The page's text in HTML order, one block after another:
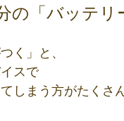
の「バッテリ
く」と、
スで
しまう方がたくさ